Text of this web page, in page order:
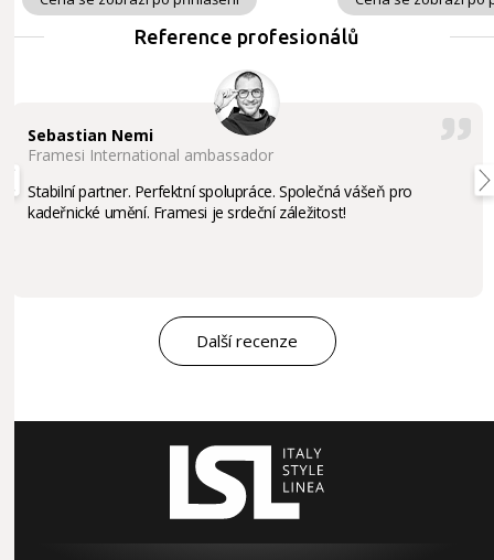
Reference profesionálů
Sebastian Nemi
Framesi International ambassador
Stabilní partner. Perfektní spolupráce. Společná vášeň pro
kadeřnické umění. Framesi je srdeční záležitost!
Další recenze